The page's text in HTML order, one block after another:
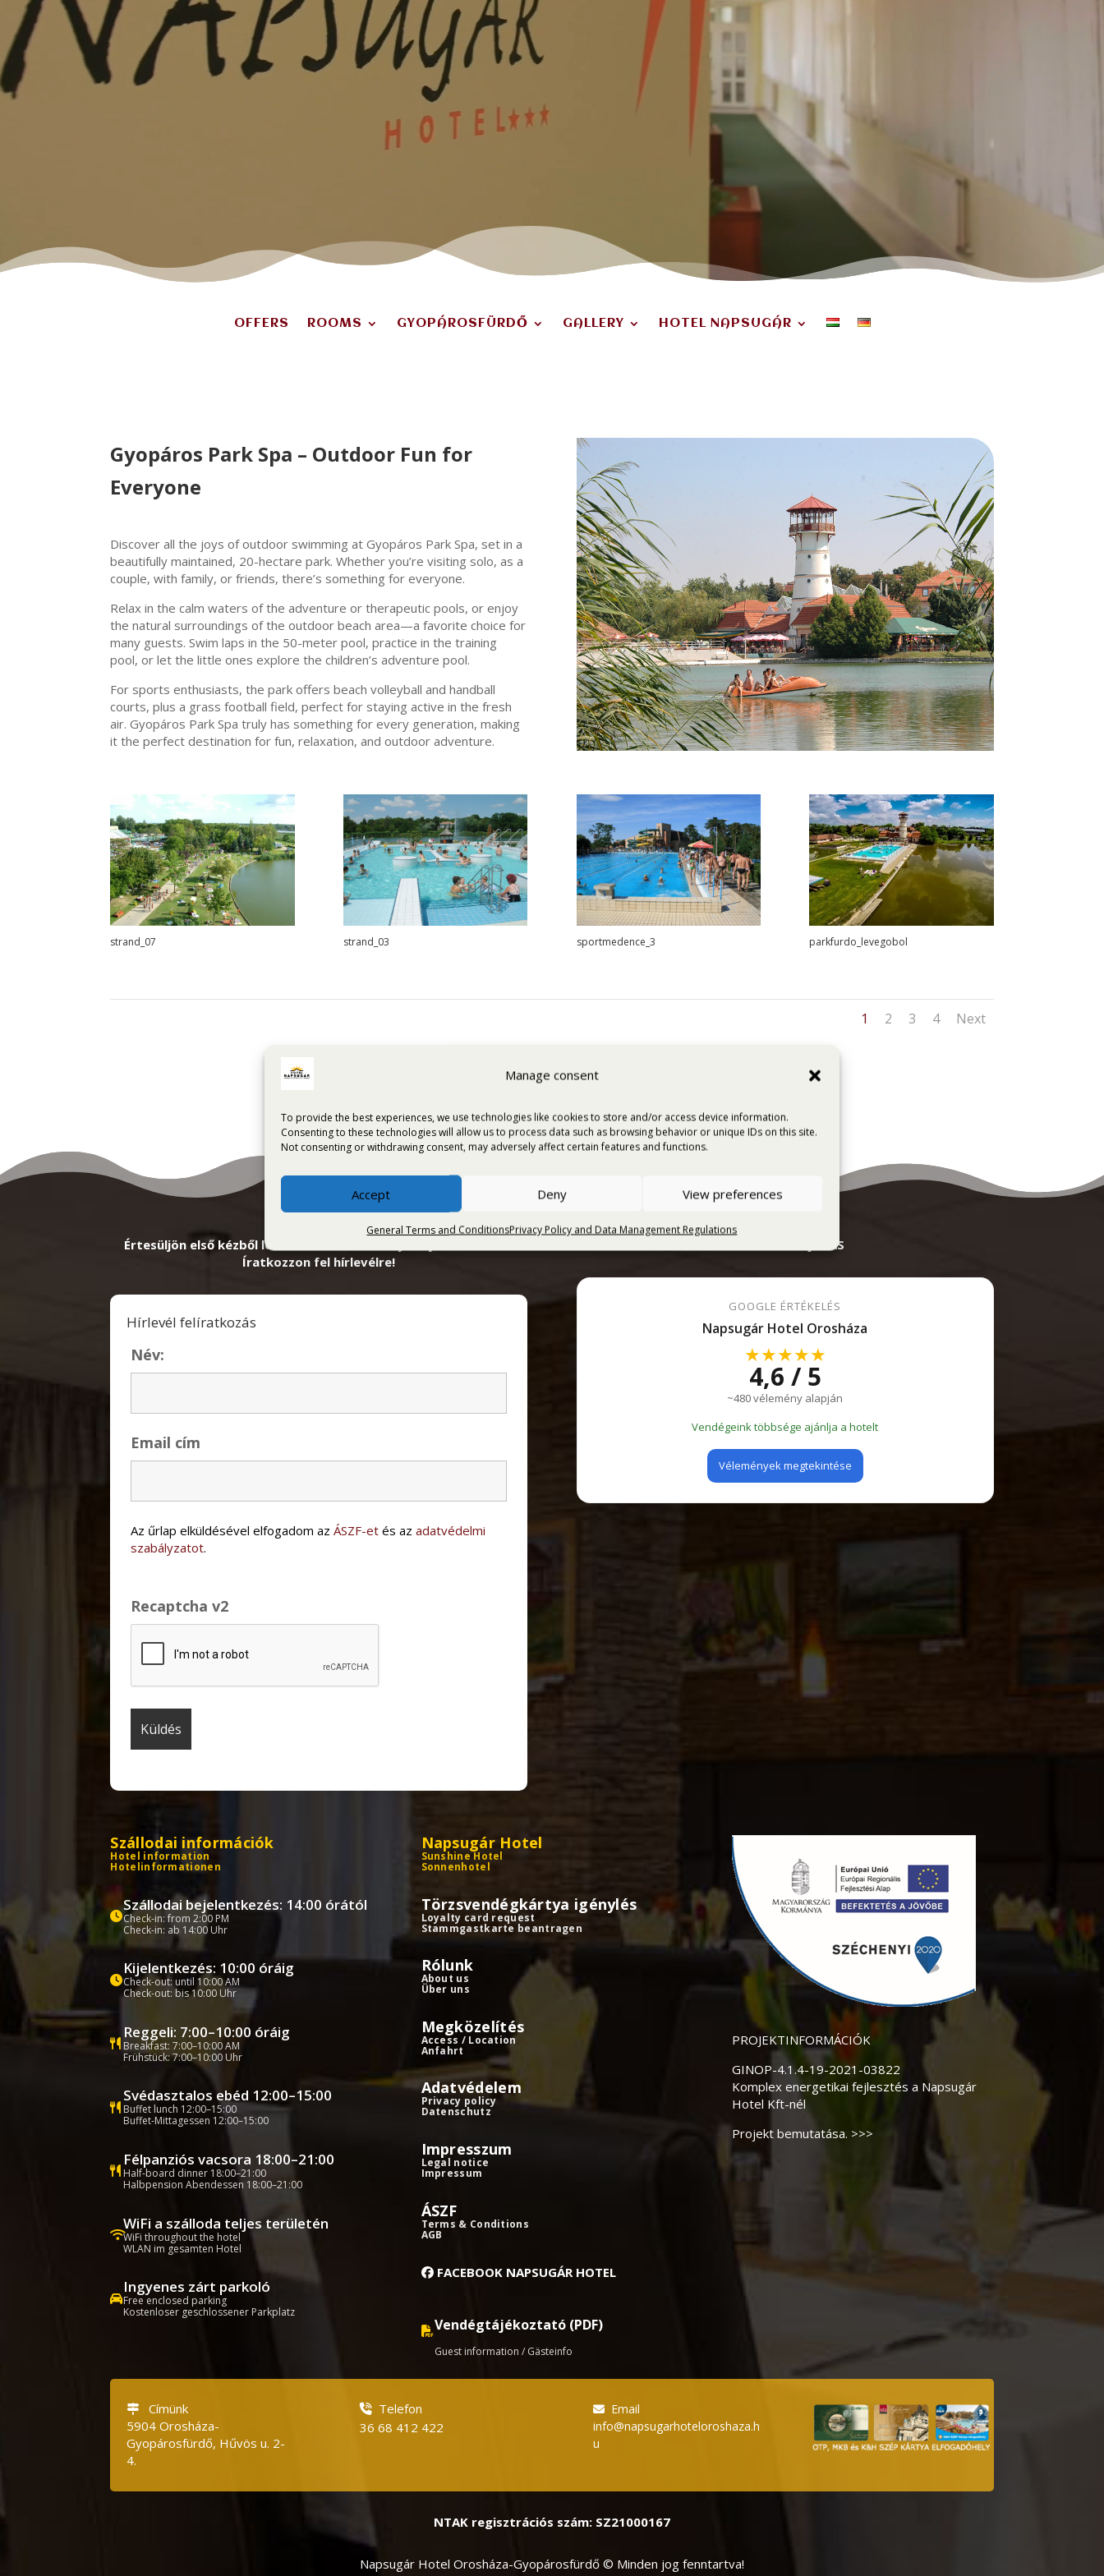
Manage consent
To provide the best experiences, we use technologies like cookies to store and/or access device information.
Consenting to these technologies will allow us to process data such as browsing behavior or unique IDs on this site.
Not consenting or withdrawing consent, may adversely affect certain features and functions.
Accept Deny View preferences
General Terms and ConditionsPrivacy Policy and Data Management Regulations
OFFERS ROOMS GYOPÁROSFÜRDŐ GALLERY HOTEL NAPSUGÁR
Gyopáros Park Spa – Outdoor Fun for
Everyone
Discover all the joys of outdoor swimming at Gyopáros Park Spa, set in a
beautifully maintained, 20-hectare park. Whether you’re visiting solo, as a
couple, with family, or friends, there’s something for everyone.
Relax in the calm waters of the adventure or therapeutic pools, or enjoy
the natural surroundings of the outdoor beach area—a favorite choice for
many guests. Swim laps in the 50-meter pool, practice in the training
pool, or let the little ones explore the children’s adventure pool.
For sports enthusiasts, the park offers beach volleyball and handball
courts, plus a grass football field, perfect for staying active in the fresh
air. Gyopáros Park Spa truly has something for every generation, making
it the perfect destination for fun, relaxation, and outdoor adventure.
strand_07 strand_03 sportmedence_3 parkfurdo_levegobol
1 2 3 4 Next
Értesüljön első kézből lefrissebb kedvezményes ajánlatainkról !
Íratkozzon fel hírlevélre!
Hírlevél felíratkozás
Név:
Email cím
Az űrlap elküldésével elfogadom azÁSZF-et és azadatvédelmi
szabályzatot.
Recaptcha v2
AKTUÁLIS IDŐJÁRÁS
GOOGLE ÉRTÉKELÉS
Napsugár Hotel Orosháza
★★★★★
4,6 / 5
~480 vélemény alapján
Vendégeink többsége ajánlja a hotelt
Vélemények megtekintése
Szállodai információk
Hotel information
Hotelinformationen
Szállodai bejelentkezés: 14:00 órától
Check-in: from 2:00 PM
Check-in: ab 14:00 Uhr
Kijelentkezés: 10:00 óráig
Check-out: until 10:00 AM
Check-out: bis 10:00 Uhr
Reggeli: 7:00–10:00 óráig
Breakfast: 7:00–10:00 AM
Frühstück: 7:00–10:00 Uhr
Svédasztalos ebéd 12:00–15:00
Buffet lunch 12:00–15:00
Buffet-Mittagessen 12:00–15:00
Félpanziós vacsora 18:00–21:00
Half-board dinner 18:00–21:00
Halbpension Abendessen 18:00–21:00
WiFi a szálloda teljes területén
WiFi throughout the hotel
WLAN im gesamten Hotel
Ingyenes zárt parkoló
Free enclosed parking
Kostenloser geschlossener Parkplatz
Napsugár Hotel
Sunshine Hotel
Sonnenhotel
Törzsvendégkártya igénylés
Loyalty card request
Stammgastkarte beantragen
Rólunk
About us
Über uns
Megközelítés
Access / Location
Anfahrt
Adatvédelem
Privacy policy
Datenschutz
Impresszum
Legal notice
Impressum
ÁSZF
Terms & Conditions
AGB
FACEBOOK NAPSUGÁR HOTEL
Vendégtájékoztató (PDF)
Guest information / Gästeinfo
PROJEKTINFORMÁCIÓK
GINOP-4.1.4-19-2021-03822
Komplex energetikai fejlesztés a Napsugár
Hotel Kft-nél
Projekt bemutatása. >>>
Címünk
5904 Orosháza-
Gyopárosfürdő, Hűvös u. 2-
4.
Telefon
36 68 412 422
Email
info@napsugarhoteloroshaza.h
u
NTAK regisztrációs szám: SZ21000167
Napsugár Hotel Orosháza-Gyopárosfürdő © Minden jog fenntartva!